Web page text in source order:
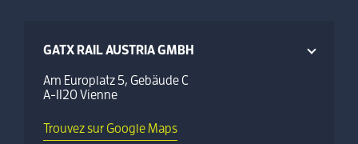
GATX RAIL AUSTRIA GMBH
Am Europlatz 5, Gebäude C
A-1120 Vienne
Trouvez sur Google Maps